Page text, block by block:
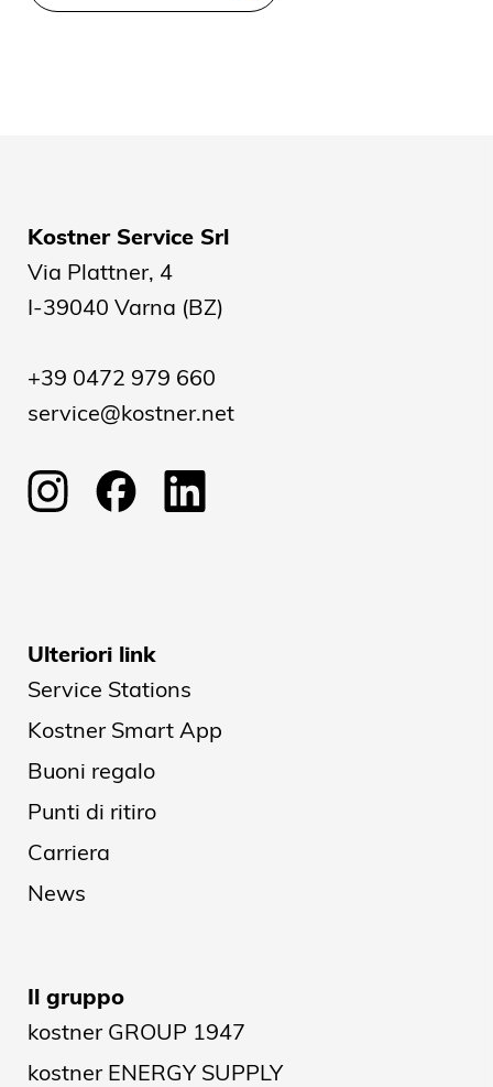
Kostner Service Srl
Via Plattner, 4
I-39040 Varna (BZ)
+39 0472 979 660
service@kostner.net
Ulteriori link
Service Stations
Kostner Smart App
Buoni regalo
Punti di ritiro
Carriera
News
Il gruppo
kostner GROUP 1947
kostner ENERGY SUPPLY